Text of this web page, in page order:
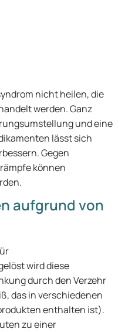
nicht heilen, die
werden. Ganz
und eine
lässt sich
Gegen
können
aufgrund von
wird diese
durch den Verzehr
das in verschiedenen
enthalten ist).
zu einer